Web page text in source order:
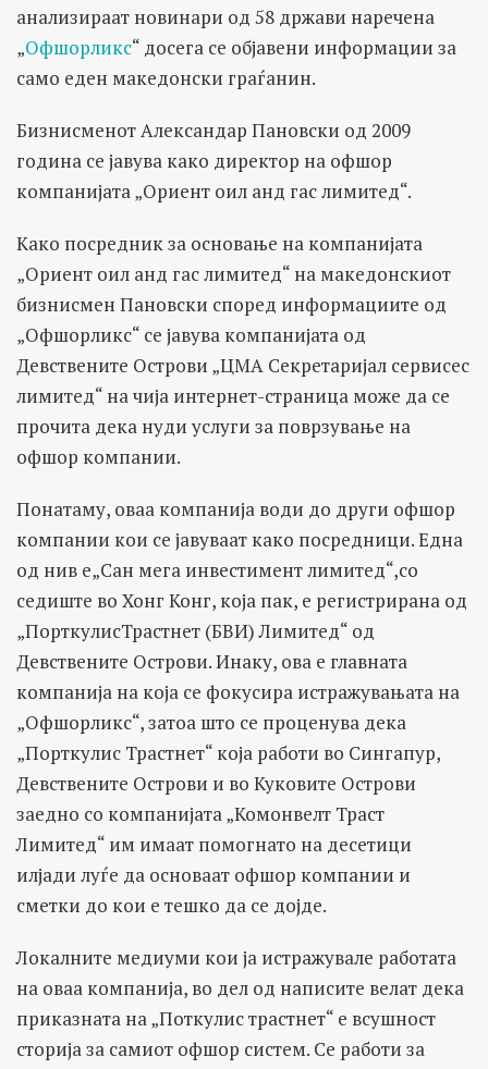
анализираат новинари од 58 држави наречена
„Офшорликс“ досега се објавени информации за
само еден македонски граѓанин.
Бизнисменот Александар Пановски од 2009
година се јавува како директор на офшор
компанијата „Ориент оил анд гас лимитед“.
Како посредник за основање на компанијата
„Ориент оил анд гас лимитед“ на македонскиот
бизнисмен Пановски според информациите од
„Офшорликс“ се јавува компанијата од
Девствените Острови „ЦМА Секретаријал сервисес
лимитед“ на чија интернет-страница може да се
прочита дека нуди услуги за поврзување на
офшор компании.
Понатаму, оваа компанија води до други офшор
компании кои се јавуваат како посредници. Една
од нив е„Сан мега инвестимент лимитед“,со
седиште во Хонг Конг, која пак, е регистрирана од
„ПорткулисТрастнет (БВИ) Лимитед“ од
Девствените Острови. Инаку, ова е главната
компанија на која се фокусира истражувањата на
„Офшорликс“, затоа што се проценува дека
„Порткулис Трастнет“ која работи во Сингапур,
Девствените Острови и во Куковите Острови
заедно со компанијата „Комонвелт Траст
Лимитед“ им имаат помогнато на десетици
илјади луѓе да основаат офшор компании и
сметки до кои е тешко да се дојде.
Локалните медиуми кои ја истражувале работата
на оваа компанија, во дел од написите велат дека
приказната на „Поткулис трастнет“ е всушност
сторија за самиот офшор систем. Се работи за